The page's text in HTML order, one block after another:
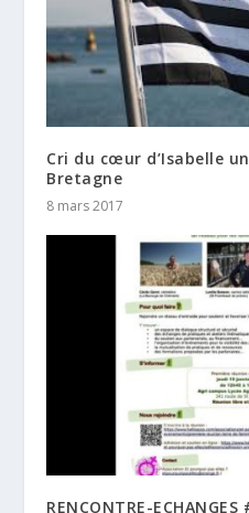
Cri du cœur d’Isabelle
Bretagne
8 mars 2017
RENCONTRE-ECHANGES